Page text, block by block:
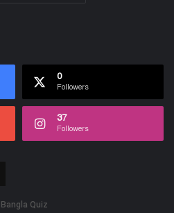
0
Followers
37
Followers